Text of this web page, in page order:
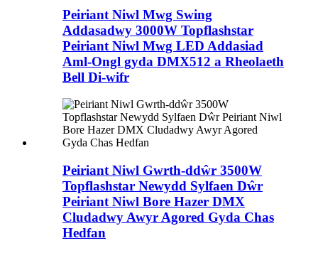
Peiriant Niwl Mwg Swing
Addasadwy 3000W Topflashstar
Peiriant Niwl Mwg LED Addasiad
Aml-Ongl gyda DMX512 a Rheolaeth
Bell Di-wifr
Peiriant Niwl Gwrth-ddŵr 3500W
Topflashstar Newydd Sylfaen Dŵr
Peiriant Niwl Bore Hazer DMX
Cludadwy Awyr Agored Gyda Chas
Hedfan